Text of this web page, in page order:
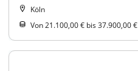
Köln
Von 21.100,00 € bis 37.900,00 €